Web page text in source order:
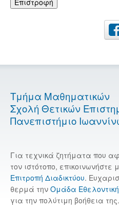
Τμήμα Μαθηματικών
Σχολή Θετικών
Πανεπιστήμιο
Για τεχνικά ζητήματα που
τον ιστότοπο, επικοινωνήστε
Επιτροπή Διαδικτύου.
θερμά την Ομάδα
για την πολύτιμη βοήθεια της.